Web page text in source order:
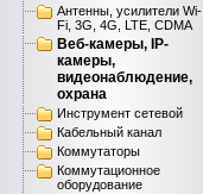
Антенны, усилители Wi-
Fi, 3G, 4G, LTE, CDMA
Веб-камеры, IP-
камеры,
видеонаблюдение,
охрана
Инструмент сетевой
Кабельный канал
Коммутаторы
Коммутационное
оборудование